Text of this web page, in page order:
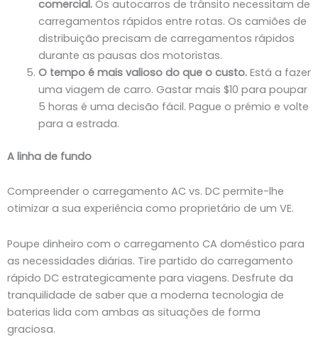
comercial.Os autocarros de trânsito necessitam de
carregamentos rápidos entre rotas. Os camiões de
distribuição precisam de carregamentos rápidos
durante as pausas dos motoristas.
O tempo é mais valioso do que o custo.Está a fazer
uma viagem de carro. Gastar mais $10 para poupar
5 horas é uma decisão fácil. Pague o prémio e volte
para a estrada.
A linha de fundo
Compreender o carregamento AC vs. DC permite-lhe
otimizar a sua experiência como proprietário de um VE.
Poupe dinheiro com o carregamento CA doméstico para
as necessidades diárias. Tire partido do carregamento
rápido DC estrategicamente para viagens. Desfrute da
tranquilidade de saber que a moderna tecnologia de
baterias lida com ambas as situações de forma
graciosa.